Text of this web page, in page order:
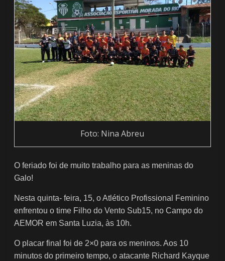
Foto: Nina Abreu
O feriado foi de muito trabalho para as meninas do
Galo!
Nesta quinta- feira, 15, o Atlético Profissional Feminino
enfrentou o time Filho do Vento Sub15, no Campo do
AEMOR em Santa Luzia, às 10h.
O placar final foi de 2×0 para os meninos. Aos 10
minutos do primeiro tempo, o atacante Richard Kayque